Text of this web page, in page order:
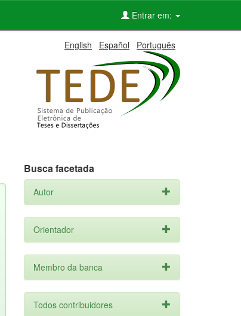
Entrar em:
English Español Português
Busca facetada
Autor
Orientador
Membro da banca
Todos contribuidores